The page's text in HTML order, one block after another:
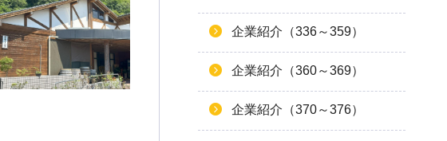
企業紹介（336～359）
企業紹介（360～369）
企業紹介（370～376）